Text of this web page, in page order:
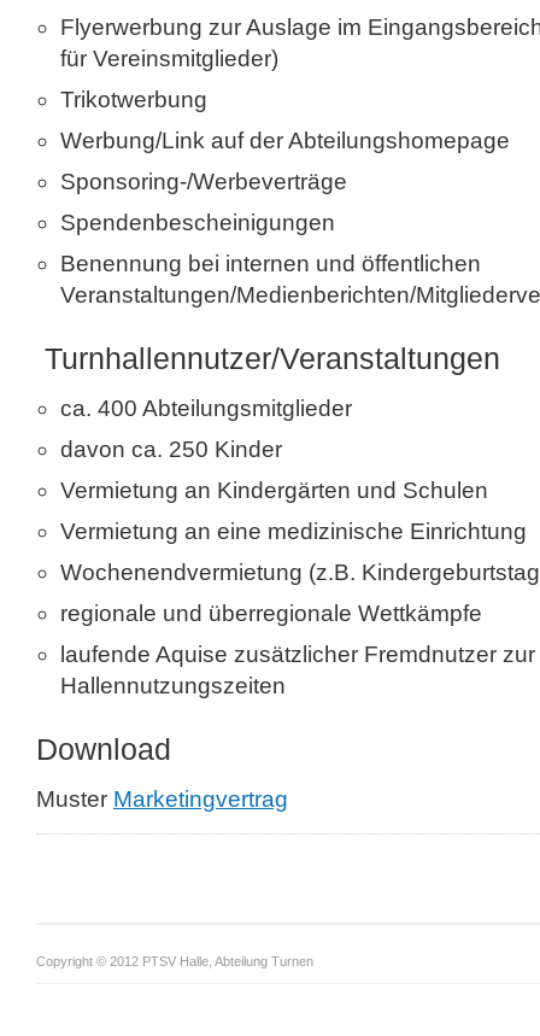
Flyerwerbung zur Auslage im
für Vereinsmitglieder)
Trikotwerbung
Werbung/Link auf der Abteilungshomepage
Sponsoring-/Werbeverträge
Spendenbescheinigungen
Benennung bei internen und öffentlichen
Veranstaltungen/Medienberichten/
Turnhallennutzer/Veranstaltungen
ca. 400 Abteilungsmitglieder
davon ca. 250 Kinder
Vermietung an Kindergärten und Schulen
Vermietung an eine medizinische Einrichtung
Wochenendvermietung (z.B.
regionale und überregionale Wettkämpfe
laufende Aquise zusätzlicher Fremdnutzer
Hallennutzungszeiten
Download
Muster Marketingvertrag
Copyright © 2012 PTSV Halle, Abteilung Turnen